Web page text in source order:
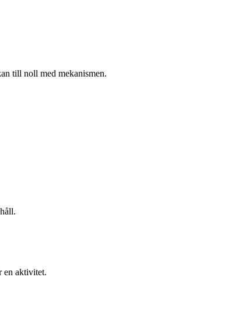
till noll med mekanismen.
en aktivitet.